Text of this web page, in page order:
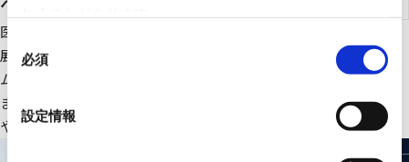
同
意
の
選
択
必須
設定情報
医療ＩＴ・ＤＸ関連のＩＴ機器、大型医療機器周辺設備を中心に
展開。さらにＲＹＯＤＥＮオリジナルの医療画像一元管理システ
ムの販売をはじめ、医療機関の様々な課題解決に貢献します。
また、幅広いパートナーシップで、最適な医療ITソリューション
や機器・設備を提供します。